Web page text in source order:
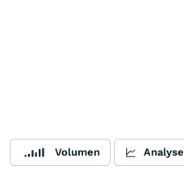
Volumen Analyse